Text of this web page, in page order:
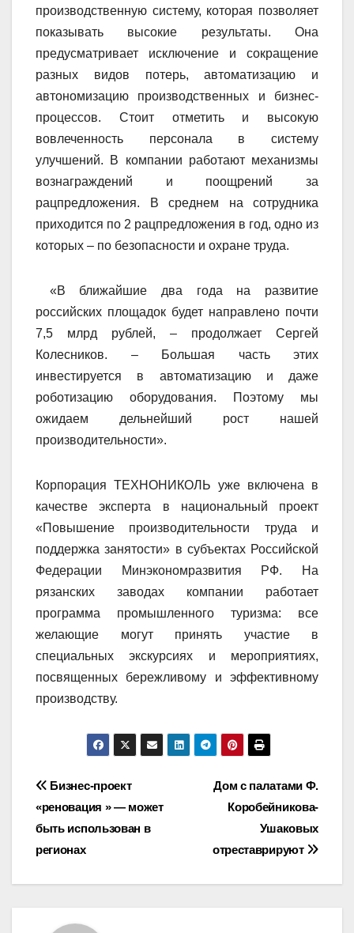
производственную систему, которая позволяет
показывать высокие результаты. Она
предусматривает исключение и сокращение
разных видов потерь, автоматизацию и
автономизацию производственных и бизнес-
процессов. Стоит отметить и высокую
вовлеченность персонала в систему
улучшений. В компании работают механизмы
вознаграждений и поощрений за
рацпредложения. В среднем на сотрудника
приходится по 2 рацпредложения в год, одно из
которых – по безопасности и охране труда.
«В ближайшие два года на развитие
российских площадок будет направлено почти
7,5 млрд рублей, – продолжает Сергей
Колесников. – Большая часть этих
инвестируется в автоматизацию и даже
роботизацию оборудования. Поэтому мы
ожидаем дельнейший рост нашей
производительности».
Корпорация ТЕХНОНИКОЛЬ уже включена в
качестве эксперта в национальный проект
«Повышение производительности труда и
поддержка занятости» в субъектах Российской
Федерации Минэкономразвития РФ. На
рязанских заводах компании работает
программа промышленного туризма: все
желающие могут принять участие в
специальных экскурсиях и мероприятиях,
посвященных бережливому и эффективному
производству.​
Навигация
по
записям
Дом с палатами Ф.
Коробейникова-
Ушаковых
отреставрируют
Бизнес-проект
«реновация » — может
быть использован в
регионах